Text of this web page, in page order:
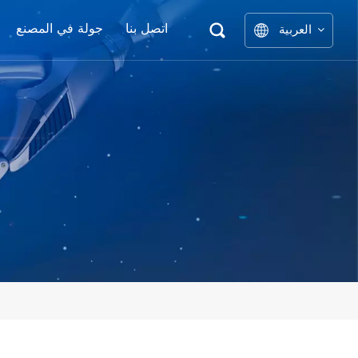
جولة في المصنع اتصل بنا العربية